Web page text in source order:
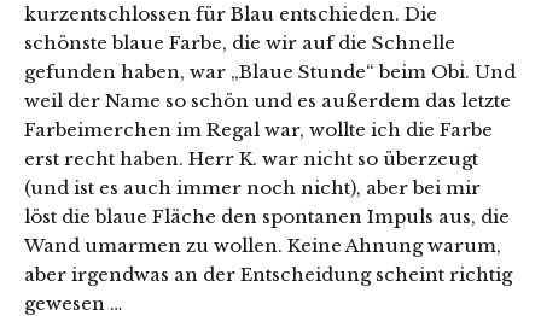
kurzentschlossen für Blau entschieden. Die
schönste blaue Farbe, die wir auf die Schnelle
gefunden haben, war „Blaue Stunde“ beim Obi. Und
weil der Name so schön und es außerdem das letzte
Farbeimerchen im Regal war, wollte ich die Farbe
erst recht haben. Herr K. war nicht so überzeugt
(und ist es auch immer noch nicht), aber bei mir
löst die blaue Fläche den spontanen Impuls aus, die
Wand umarmen zu wollen. Keine Ahnung warum,
aber irgendwas an der Entscheidung scheint richtig
gewesen …